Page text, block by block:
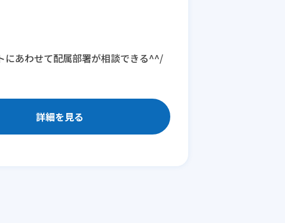
あわせて配属部署が相談できる^^/
詳細を見る